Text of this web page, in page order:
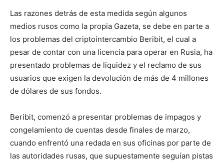
Las razones detrás de esta medida según algunos
medios rusos como la propia Gazeta, se debe en parte a
los problemas del criptointercambio Beribit, el cual a
pesar de contar con una licencia para operar en Rusia, ha
presentado problemas de liquidez y el reclamo de sus
usuarios que exigen la devolución de más de 4 millones
de dólares de sus fondos.
Beribit, comenzó a presentar problemas de impagos y
congelamiento de cuentas desde finales de marzo,
cuando enfrentó una redada en sus oficinas por parte de
las autoridades rusas, que supuestamente seguían pistas